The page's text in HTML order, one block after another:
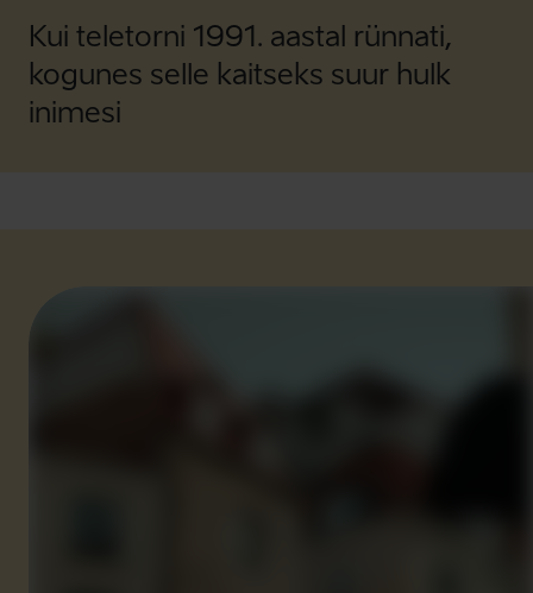
Kui teletorni 1991. aastal rünnati,
kogunes selle kaitseks suur hulk
inimesi